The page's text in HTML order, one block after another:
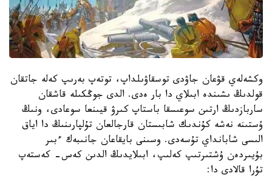
وكشەلەي قۋعان جاۋدى توسقاۋىلداپ، توتەپ بەرىپ كەلە جاتقان
قولدىڭ ىشىندە ابىلاي دا بار ەدى. الدى جوڭكىلە قاشقان
ساربازدىڭ ارتىن سوعىسقا باستاپ كىرۋ قيىنعا سوعادى، ونىڭ
ۇستىنە نەشە كۇندىك شابىستان قارجالعان تۇلپارىنىڭ دا اياق
الىسى شابانداي تۇسەدى. وسىنى بايقاعان جانىبەك ءبىر
بۇيىردەن ۇشتىرتىپ كەلىپ، ابىلايدىڭ الدىن كەس- كەستەپ
تۇرا قالادى دا: